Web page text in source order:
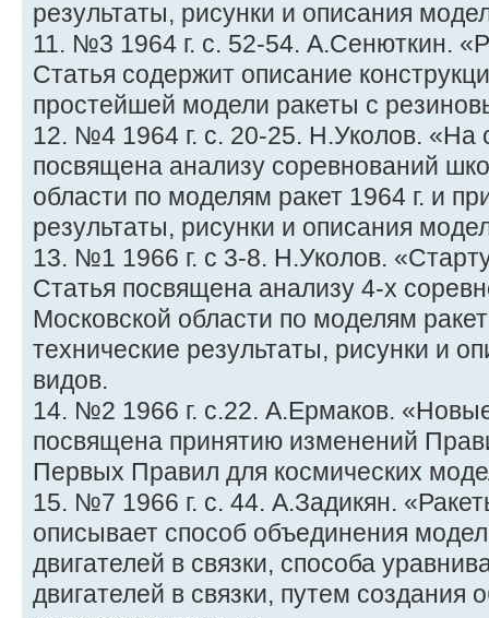
результаты, рисунки и описания
11. №3 1964 г. с. 52-54. А.Сенюткин.
Статья содержит описание
простейшей модели ракеты с
12. №4 1964 г. с. 20-25. Н.Уколов. «На
посвящена анализу соревнований
области по моделям ракет 1964 г. и
результаты, рисунки и описания
13. №1 1966 г. с 3-8. Н.Уколов.
Статья посвящена анализу 4-х
Московской области по моделям
технические результаты, рисунки и
видов.
14. №2 1966 г. с.22. А.Ермаков.
посвящена принятию изменений
Первых Правил для космических
15. №7 1966 г. с. 44. А.Задикян.
описывает способ объединения
двигателей в связки, способа
двигателей в связки, путем создания